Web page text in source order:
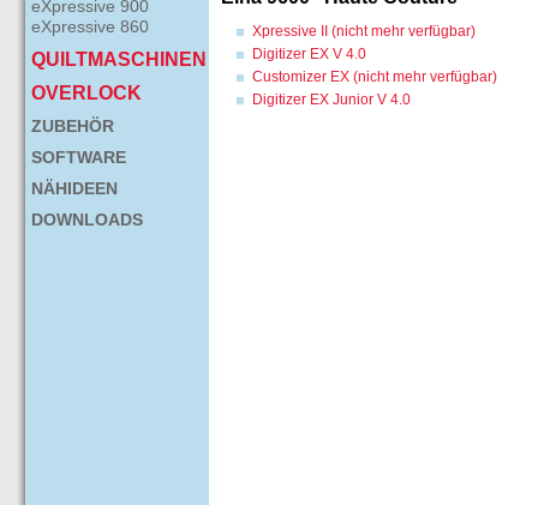
eXpressive 900
eXpressive 860
QUILTMASCHINEN
OVERLOCK
ZUBEHÖR
SOFTWARE
NÄHIDEEN
DOWNLOADS
Xpressive II (nicht mehr verfügbar)
Digitizer EX V 4.0
Customizer EX (nicht mehr verfügbar)
Digitizer EX Junior V 4.0